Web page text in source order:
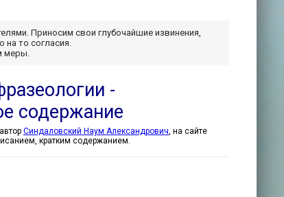
Приносим свои глубочайшие извинения,
на то согласия.
меры.
-
содержание
На языке улиц. Рассказы о петербургской фразеологии - Синдаловский Наум Александрович - автор Синдаловский Наум Александрович, на сайте
кратким содержанием.